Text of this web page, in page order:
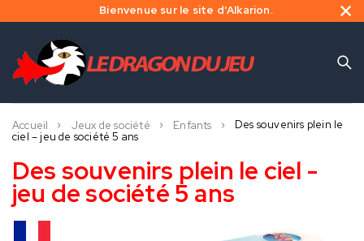
Bienvenue sur le site d'Alkarion.
Accueil Jeux de société Enfants
Des souvenirs plein le
ciel – jeu de société 5 ans
Des souvenirs plein le ciel -
jeu de société 5 ans